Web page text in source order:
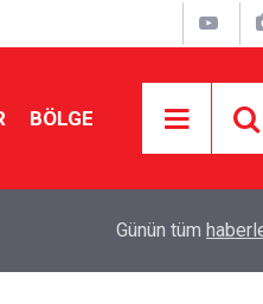
BÖLGE
Çerçeve yasada kritik rol
Günün tüm